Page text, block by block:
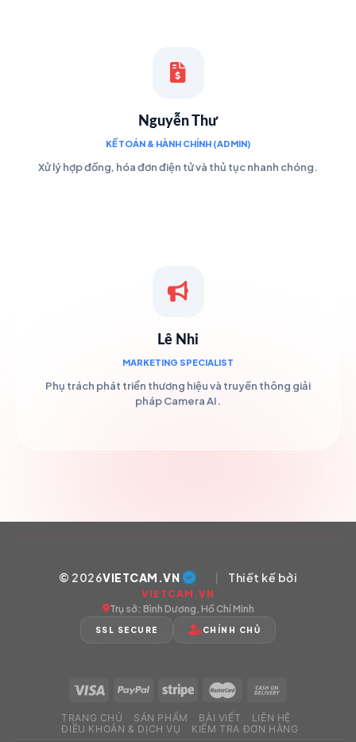
Nguyễn Thư
KẾ TOÁN & HÀNH CHÍNH (ADMIN)
Xử lý hợp đồng, hóa đơn điện tử và thủ tục nhanh chóng.
Lê Nhi
MARKETING SPECIALIST
Phụ trách phát triển thương hiệu và truyền thông giải
pháp Camera AI.
© 2026VIETCAM.VN | Thiết kế bởi
VIETCAM.VN
Trụ sở: Bình Dương, Hồ Chí Minh
SSL SECURE CHÍNH CHỦ
TRANG CHỦ SẢN PHẨM BÀI VIẾT
LIÊN HỆ
ĐIỀU KHOẢN & DỊCH VỤ
KIỂM TRA ĐƠN HÀNG